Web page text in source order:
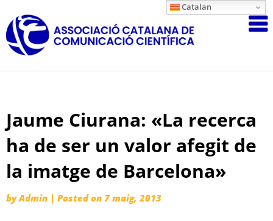
to
content
Associació
Jaume Ciurana: «La recerca
ha de ser un valor afegit de
la imatge de Barcelona»
byAdmin | Posted on 7 maig, 2013
Catalan